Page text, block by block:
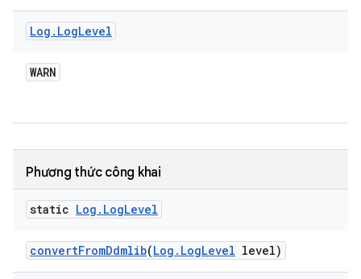
Log . LogLevel
WARN
Phương thức công khai
static Log . LogLevel
convertFromDdmlib(Log . LogLevel level)